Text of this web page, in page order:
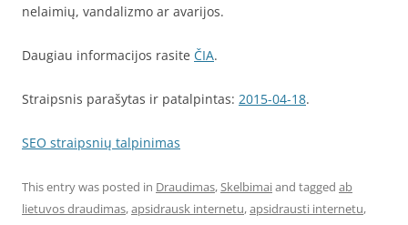
nelaimių, vandalizmo ar avarijos.
Daugiau informacijos rasite ČIA.
Straipsnis parašytas ir patalpintas: 2015-04-18.
SEO straipsnių talpinimas
This entry was posted in Draudimas,Skelbimaiand tagged ab
lietuvos draudimas,apsidrausk internetu,apsidrausti internetu,